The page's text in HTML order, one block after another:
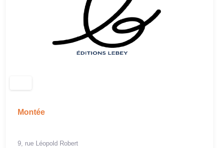
Montée
9, rue Léopold Robert